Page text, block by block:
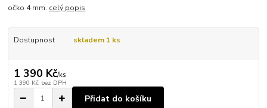
očko 4 mm. celý popis
Dostupnost skladem 1 ks
1 390 Kč/ks
1 390 Kč bez DPH
Přidat do košíku